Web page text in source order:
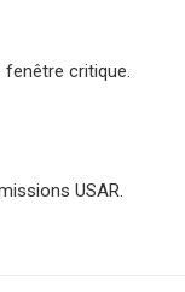
critique.
USAR.